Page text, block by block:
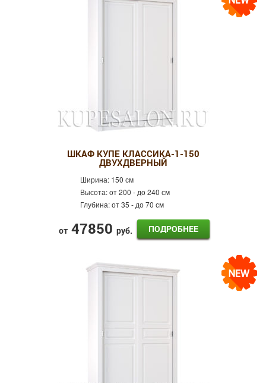
ШКАФ КУПЕ КЛАССИКА-1-150
ДВУХДВЕРНЫЙ
Ширина: 150 см
Высота:от 200 - до 240 см
Глубина:от 35 - до 70 см
от 47850 руб. ПОДРОБНЕЕ